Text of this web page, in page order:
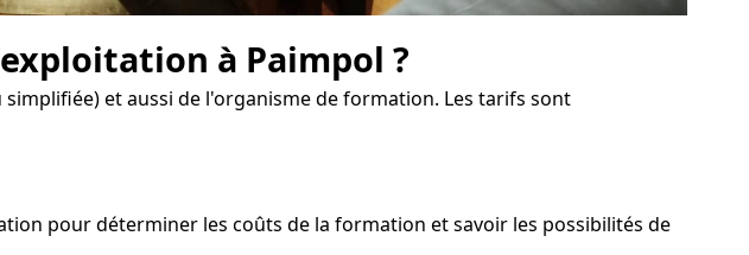
à Paimpol ?
et aussi de l'organisme de formation. Les tarifs sont
pour déterminer les coûts de la formation et savoir les possibilités de